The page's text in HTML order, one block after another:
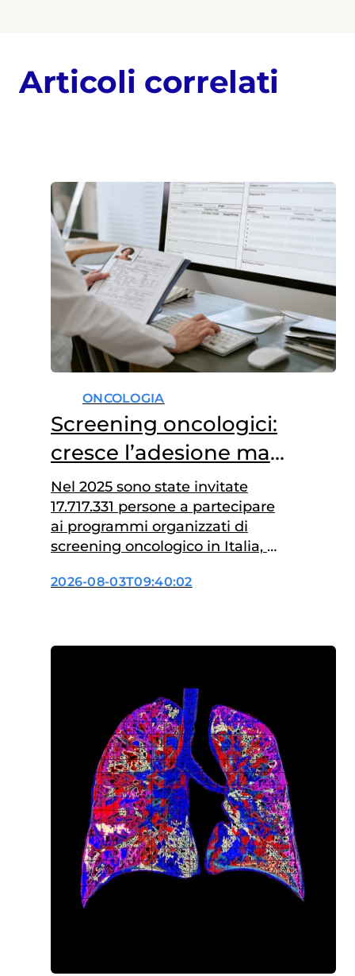
Articoli correlati
ONCOLOGIA
Screening oncologici:
cresce l’adesione ma
ancora troppi divari
Nel 2025 sono state invitate
17.717.331 persone a partecipare
ai programmi organizzati di
screening oncologico in Italia, e
all’invito, pari al 42,4% degli
che fotografa la copertura degli
tumore della mammella, della
cervice uterina e del colon-retto
attivi sul territorio…
2026-08-03T09:40:02